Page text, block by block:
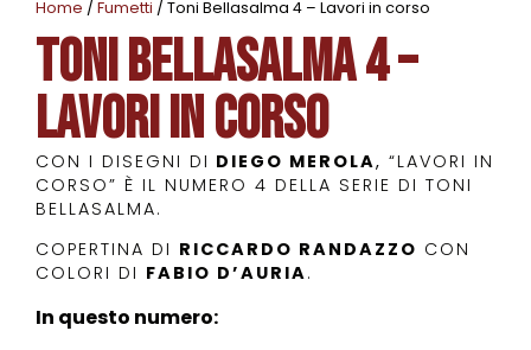
Home / Fumetti / Toni Bellasalma 4 – Lavori in corso
Toni Bellasalma 4 –
Lavori in corso
CON I DISEGNI DI DIEGO MEROLA, “LAVORI IN
CORSO” È IL NUMERO 4 DELLA SERIE DI TONI
BELLASALMA.
COPERTINA DI RICCARDO RANDAZZO CON
COLORI DI FABIO D’AURIA.
In questo numero: